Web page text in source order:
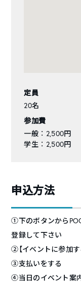
定員
20名
参加費
一般 ： 2,500円
学生 ： 2,500円
申込方法
①下のボタンから
登録して下さい
②【イベントに参加
③支払いをする
④当日のイベント案